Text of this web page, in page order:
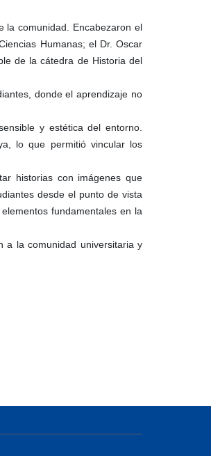
la comunidad. Encabezaron el
Humanas; el Dr. Oscar
de la cátedra de Historia del
donde el aprendizaje no
y estética del entorno.
lo que permitió vincular los
historias con imágenes que
desde el punto de vista
fundamentales en la
a la comunidad universitaria y